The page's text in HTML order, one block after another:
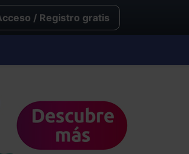
/ Registro gratis